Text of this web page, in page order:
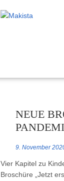
NEUE
9. November
Vier Kapitel zu
Broschüre „Jetzt